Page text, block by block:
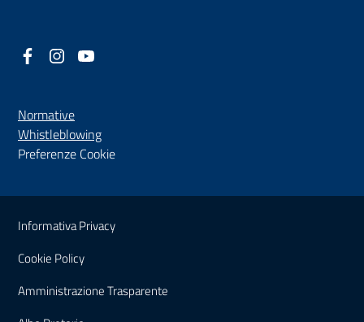
Facebook
(nuova scheda - new tab)
Instagram
(nuova scheda - new tab)
Normative
Whistleblowing(nuova scheda - new tab)
Preferenze Cookie
Sezione Link Utili
Informativa Privacy
Cookie Policy
Amministrazione Trasparente